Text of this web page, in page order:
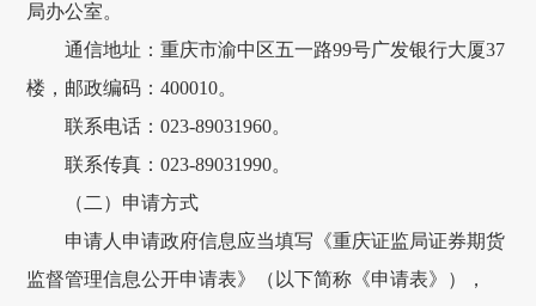
局办公室。
通信地址：重庆市渝中区五一路99号广发银行大厦37
楼，邮政编码：400010。
联系电话：023-89031960。
联系传真：023-89031990。
（二）申请方式
申请人申请政府信息应当填写《重庆证监局证券期货
监督管理信息公开申请表》（以下简称《申请表》），